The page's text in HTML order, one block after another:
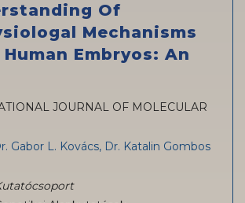
Of
Mechanisms
Embryos: An
JOURNAL OF MOLECULAR
Gabor L. Kovács, Dr. Katalin Gombos